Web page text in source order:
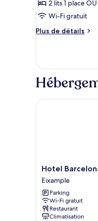
terrasse
photos
pour
ce
chambre :
Superior
Room
2 lits 1 place
Wi-Fi gratuit
Plus de détails
Plus
le
type
de
Superior
Hotel
Barcelona
Center
Eixample
Hotel
Eixample
Parking
Wi-Fi gratuit
Restaurant
Climatisation
Hotel Barcelona